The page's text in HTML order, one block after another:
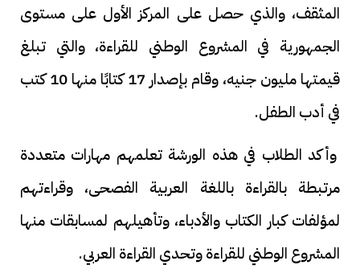
المثقف، والذي حصل على المركز الأول على مستوى
الجمهورية في المشروع الوطني للقراءة، والتي تبلغ
قيمتها مليون جنيه، وقام بإصدار 17 كتابًا منها 10 كتب
في أدب الطفل.
وأكد الطلاب في هذه الورشة تعلمهم مهارات متعددة
مرتبطة بالقراءة باللغة العربية الفصحى، وقراءتهم
لمؤلفات كبار الكتاب والأدباء، وتأهيلهم لمسابقات منها
المشروع الوطني للقراءة وتحدي القراءة العربي.